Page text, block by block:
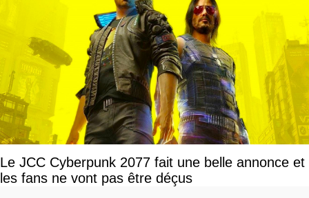
Le JCC Cyberpunk 2077 fait une belle annonce et
les fans ne vont pas être déçus